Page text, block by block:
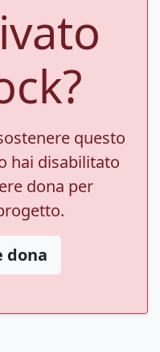
questo
hai disabilitato
dona per
dona